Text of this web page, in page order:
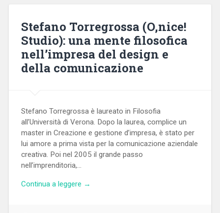
Stefano Torregrossa (O,nice!
Studio): una mente filosofica
nell’impresa del design e
della comunicazione
Stefano Torregrossa è laureato in Filosofia
all’Università di Verona. Dopo la laurea, complice un
master in Creazione e gestione d’impresa, è stato per
lui amore a prima vista per la comunicazione aziendale
creativa. Poi nel 2005 il grande passo
nell’imprenditoria,…
Continua a leggere →